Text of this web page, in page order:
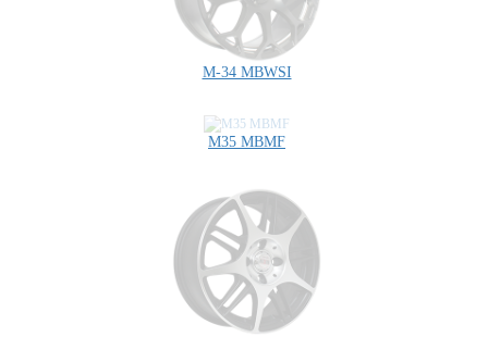
M-34 MBWSI
M35 MBMF